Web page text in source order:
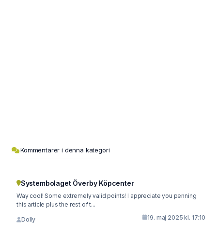
Kommentarer i denna kategori
Systembolaget Överby Köpcenter
Way cool! Some extremely valid points! I appreciate you penning
this article plus the rest of t...
Dolly 19. maj 2025 kl. 17:10